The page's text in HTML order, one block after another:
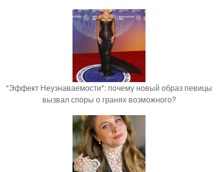
"Эффект Неузнаваемости": почему новый образ певицы
вызвал споры о гранях возможного?